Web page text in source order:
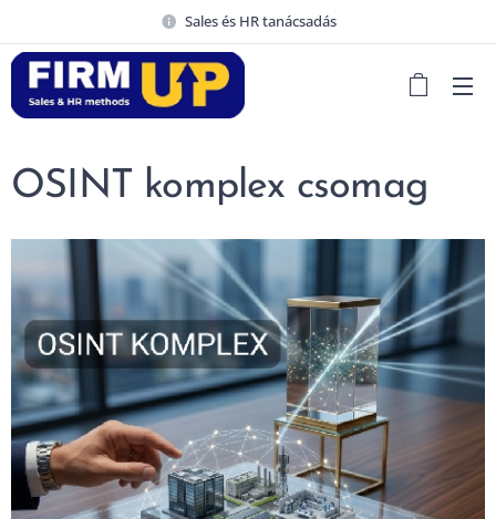
Sales és HR tanácsadás
OSINT komplex csomag